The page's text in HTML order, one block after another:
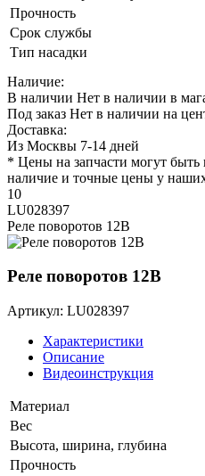
Прочность
Срок службы
Тип насадки
Наличие:
В наличии Нет в наличии в
Под заказ Нет в наличии на
Доставка:
Из Москвы 7-14 дней
* Цены на запчасти могут
наличие и точные цены у
10
LU028397
Реле поворотов 12В
Реле поворотов 12В
Артикул: LU028397
Характеристики
Описание
Видеоинструкция
Материал
Вес
Высота, ширина, глубина
Прочность